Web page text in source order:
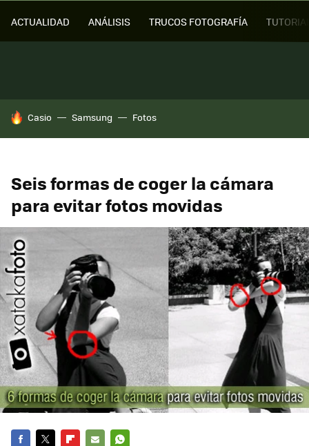
ACTUALIDAD ANÁLISIS TRUCOS FOTOGRAFÍA
HOY SE HABLA DE
Casio Samsung Fotos
Seis formas de coger la cámara
para evitar fotos movidas